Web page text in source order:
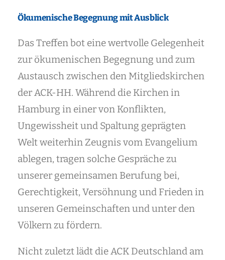
Ökumenische Begegnung mit Ausblick
Das Treffen bot eine wertvolle Gelegenheit
zur ökumenischen Begegnung und zum
Austausch zwischen den Mitgliedskirchen
der ACK-HH. Während die Kirchen in
Hamburg in einer von Konflikten,
Ungewissheit und Spaltung geprägten
Welt weiterhin Zeugnis vom Evangelium
ablegen, tragen solche Gespräche zu
unserer gemeinsamen Berufung bei,
Gerechtigkeit, Versöhnung und Frieden in
unseren Gemeinschaften und unter den
Völkern zu fördern.
Nicht zuletzt lädt die ACK Deutschland am